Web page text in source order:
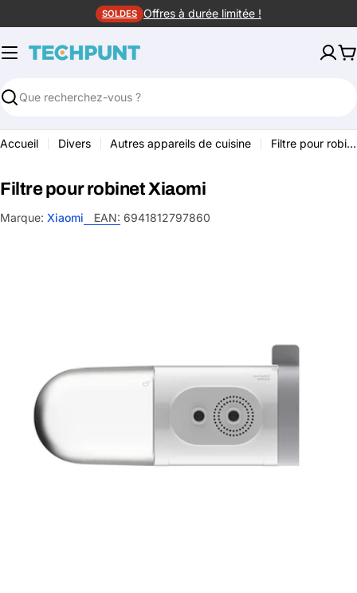
au
contenu
SOLDES Offres à durée limitée !
Rechercher
Accueil Divers Autres appareils de cuisine Filtre pour robinet Xiaomi
Filtre pour robinet Xiaomi
Marque: Xiaomi EAN: 6941812797860